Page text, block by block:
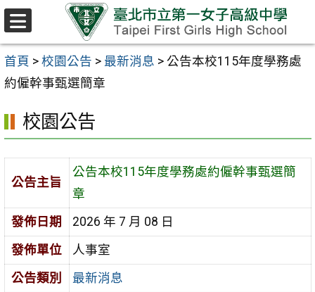
跳至主要內容區
首頁 > 校園公告 > 最新消息 > 公告本校115年度學務處
約僱幹事甄選簡章
校園公告
公告主旨
公告本校115年度學務處約僱幹事甄選簡
章
發佈日期
2026 年 7 月 08 日
發佈單位
人事室
公告類別
最新消息
選
單